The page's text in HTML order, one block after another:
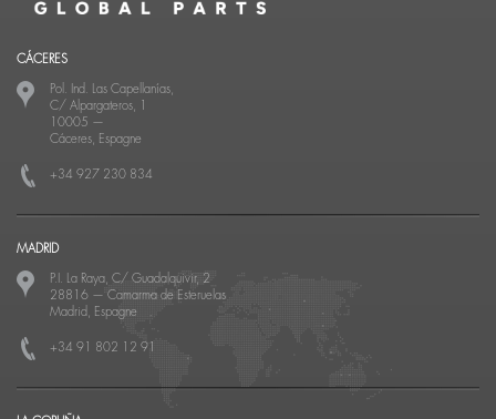
CÁCERES
Pol. Ind. Las Capellanías,
C/ Alpargateros, 1
10005 —
Cáceres, Espagne
+34 927 230 834
MADRID
P.I. La Raya, C/ Guadalquivir, 2
28816 — Camarma de Esteruelas
Madrid, Espagne
+34 91 802 12 91